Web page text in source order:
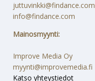
juttuvinkki@findance.com
info@findance.com
Mainosmyynti:
Improve Media Oy
myynti@improvemedia.fi
Katso yhteystiedot